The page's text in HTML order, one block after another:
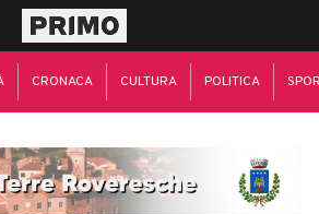
CRONACA CULTURA POLITICA